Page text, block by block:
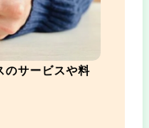
のサービスや料